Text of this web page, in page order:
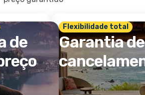
de
Flexibilidade total
Garantia de